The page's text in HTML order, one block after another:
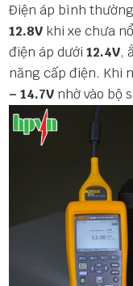
Điện áp bình
12.8Vkhi xe chưa
điện áp dưới 12.4V,
năng cấp điện. Khi
– 14.7Vnhờ vào bộ